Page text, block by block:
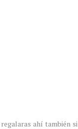
ahí también si